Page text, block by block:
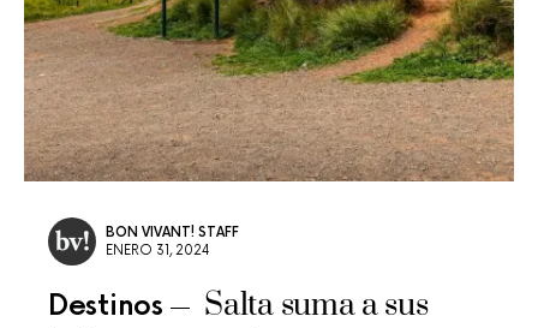
BON VIVANT! STAFF
ENERO 31, 2024
Destinos
Salta suma a sus